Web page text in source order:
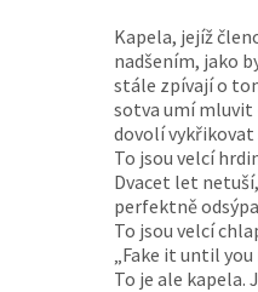
Kapela, jejíž
nadšením, jako
stále zpívají o
sotva umí mluvit
dovolí
To jsou velcí
Dvacet let
perfektně
To jsou velcí
„Fake it until
To je ale kapela.